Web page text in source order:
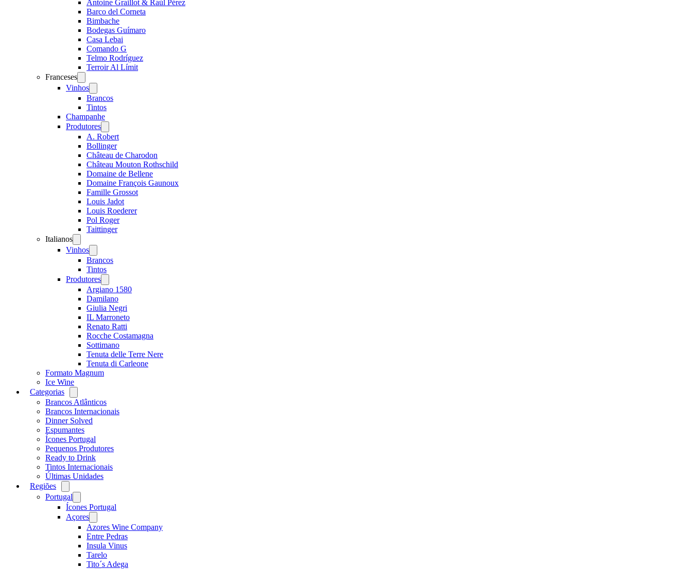
Antoine Graillot & Raúl Pérez
Barco del Corneta
Bimbache
Bodegas Guímaro
Casa Lebai
Comando G
Telmo Rodríguez
Terroir Al Límit
Franceses
menu
Vinhos
menu
Brancos
Tintos
Champanhe
Produtores
menu
A. Robert
Bollinger
Château de Charodon
Château Mouton Rothschild
Domaine de Bellene
Domaine François Gaunoux
Famille Grossot
Louis Jadot
Louis Roederer
Pol Roger
Taittinger
Italianos
menu
Vinhos
menu
Brancos
Tintos
Produtores
menu
Argiano 1580
Damilano
Giulia Negri
IL Marroneto
Renato Ratti
Rocche Costamagna
Sottimano
Tenuta delle Terre Nere
Tenuta di Carleone
Formato Magnum
Ice Wine
Categorias
menu
Brancos Atlânticos
Brancos Internacionais
Dinner Solved
Espumantes
Ícones Portugal
Pequenos Produtores
Ready to Drink
Tintos Internacionais
Últimas Unidades
Regiões
menu
Portugal
menu
Ícones Portugal
Açores
menu
Azores Wine Company
Entre Pedras
Insula Vinus
Tarelo
Tito´s Adega